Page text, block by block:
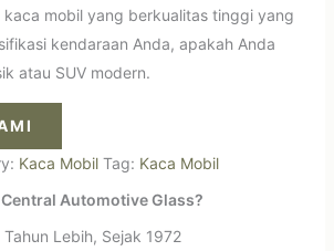
kaca mobil yang berkualitas tinggi yang
kendaraan Anda, apakah Anda
atau SUV modern.
Kaca Mobil Tag: Kaca Mobil
Automotive Glass?
Lebih, Sejak 1972